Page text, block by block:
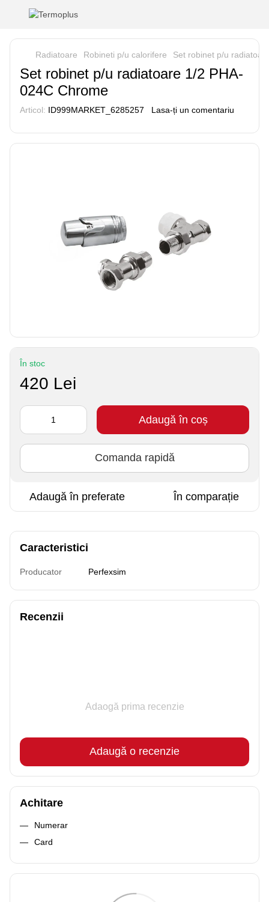
Radiatoare Robineti p/u calorifere Set robinet p/u
Set robinet p/u radiatoare 1/2 PHA-
024C Chrome
Articol: ID999MARKET_6285257 Lasa-ți un comentariu
În stoc
420 Lei
Adaugă în coș
Comanda rapidă
Adaugă în preferate În comparație
Caracteristici
Producator Perfexsim
Recenzii
Adaogă prima recenzie
Adaugă o recenzie
Achitare
Numerar
Card